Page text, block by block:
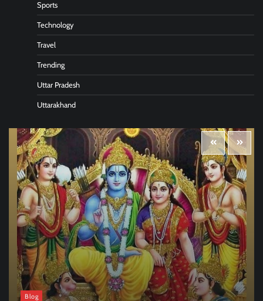
Sports
Technology
Travel
Trending
Uttar Pradesh
Uttarakhand
Blog